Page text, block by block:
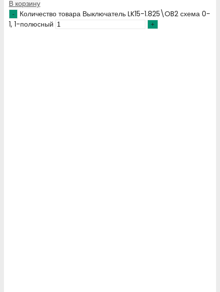
В корзину
Количество товара Выключатель LK15-1.825\OB2 схема 0-
1, 1-полюсный